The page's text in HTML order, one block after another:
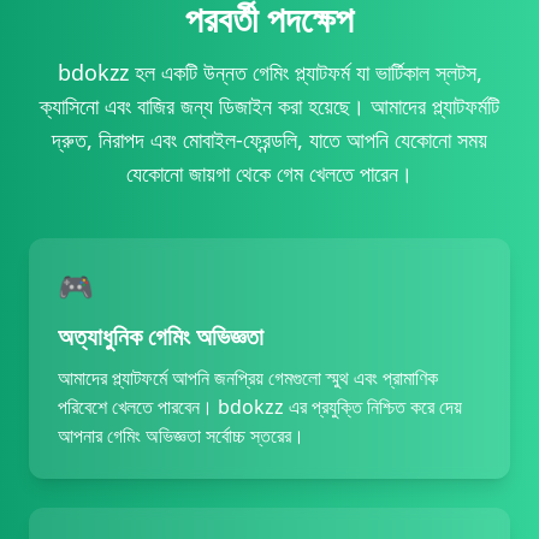
29/06/2026 রহমানচ*** উত্তোলন সফল 6,300 BDT 💸
29/06/2026 ফকি*** জিতেছেন 36,500 BDT 🔥
29/06/2026 তপ*** উত্তোলন সফল 8,000 BDT 💸
29/06/2026 রহমানক*** উত্তোলন সফল 8,700 BDT 💸
29/06/2026 কু*** জিতেছেন 20,000 BDT 🏆
29/06/2026 ফকির*** বোনাস পেয়েছেন 1,000 BDT 🎁
29/06/2026 মা*** রিবেট পেয়েছেন 1,150 BDT 🎊
29/06/2026 কুম*** রিবেট পেয়েছেন 500 BDT 💵
29/06/2026 রহমানম*** রিবেট পেয়েছেন 1,050 BDT 🔄
29/06/2026 মল্*** জ্যাকপট জিতেছেন 65,000 BDT 💥
29/06/2026 মী*** উত্তোলন সফল 6,800 BDT 🏦
29/06/2026 মীর*** রিবেট পেয়েছেন 650 BDT 🎊
29/06/2026 রহমানস*** জ্যাকপট জিতেছেন 57,000 BDT 🚀
29/06/2026 তপাদ*** বোনাস পেয়েছেন 1,100 BDT ✨
29/06/2026 বস*** বোনাস পেয়েছেন 2,050 BDT 🎉
পরবর্তী পদক্ষেপ
bdokzz হল একটি উন্নত গেমিং প্ল্যাটফর্ম যা ভার্টিকাল স্লটস,
ক্যাসিনো এবং বাজির জন্য ডিজাইন করা হয়েছে। আমাদের প্ল্যাটফর্মটি
দ্রুত, নিরাপদ এবং মোবাইল-ফ্রেন্ডলি, যাতে আপনি যেকোনো সময়
যেকোনো জায়গা থেকে গেম খেলতে পারেন।
🎮
অত্যাধুনিক গেমিং অভিজ্ঞতা
আমাদের প্ল্যাটফর্মে আপনি জনপ্রিয় গেমগুলো স্মুথ এবং প্রামাণিক
পরিবেশে খেলতে পারবেন। bdokzz এর প্রযুক্তি নিশ্চিত করে দেয়
আপনার গেমিং অভিজ্ঞতা সর্বোচ্চ স্তরের।